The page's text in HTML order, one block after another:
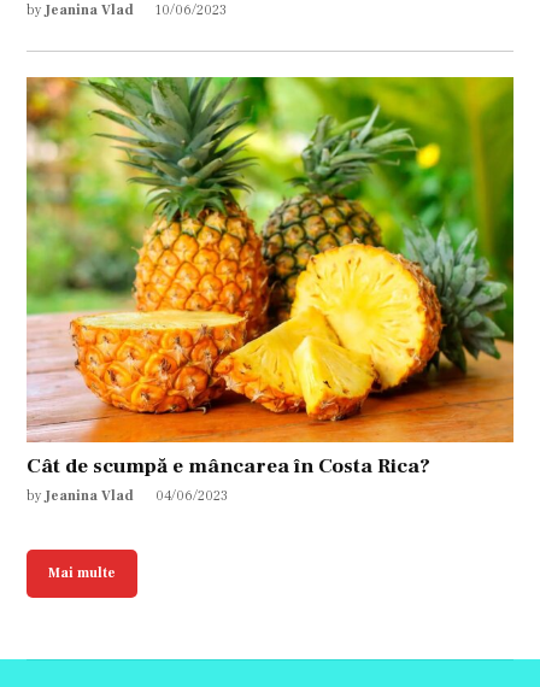
by Jeanina Vlad 10/06/2023
Cât de scumpă e mâncarea în Costa Rica?
by Jeanina Vlad 04/06/2023
Mai multe